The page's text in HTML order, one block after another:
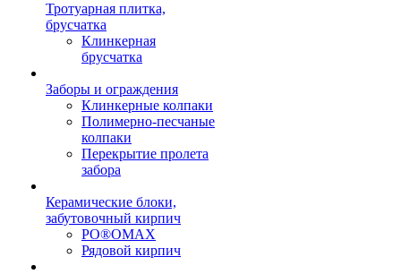
Тротуарная плитка,
брусчатка
Клинкерная
брусчатка
Заборы и ограждения
Клинкерные колпаки
Полимерно-песчаные
колпаки
Перекрытие пролета
забора
Керамические блоки,
забутовочный кирпич
PO®OMAX
Рядовой кирпич